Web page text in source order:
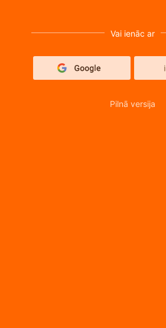
Vai ienāc ar
Pilnā versija